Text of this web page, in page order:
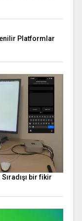
Platformlar
bir fikir